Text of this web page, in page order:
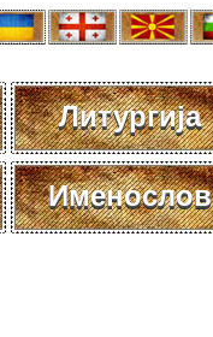
Литургија
Именослов